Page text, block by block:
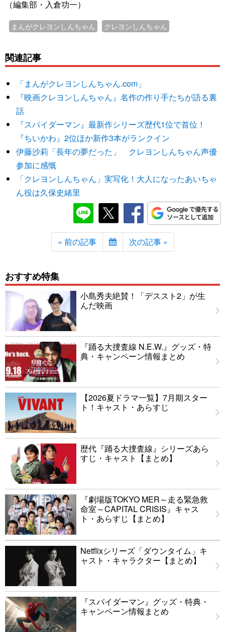
（編集部・入倉功一）
まんがクレヨンしんちゃん クレヨンしんちゃん
関連記事
「まんがクレヨンしんちゃん.com」
『映画クレヨンしんちゃん』名作の作り手たちが語る裏
話
『スパイダーマン』最新作シリーズ歴代1位で首位！
『ちいかわ』2位ほか新作3本がランクイン
伊藤沙莉「長年の夢だった」 クレヨンしんちゃん声優
参加に感慨
「クレヨンしんちゃん」実写化！大人になったあいちゃ
ん役は久保史緒里
« 前の記事 次の記事 »
おすすめ特集
小島秀夫絶賛！「デススト2」が生
んだ映画
『踊る大捜査線 N.E.W.』グッズ・特
典・キャンペーン情報まとめ
【2026夏ドラマ一覧】7月期スター
ト！キャスト・あらすじ
歴代『踊る大捜査線』シリーズあら
すじ・キャスト【まとめ】
『劇場版TOKYO MER～走る緊急救
命室～CAPITAL CRISIS』キャス
ト・あらすじ【まとめ】
Netflixシリーズ「ダウンタイム」キ
ャスト・キャラクター【まとめ】
『スパイダーマン』グッズ・特典・
キャンペーン情報まとめ